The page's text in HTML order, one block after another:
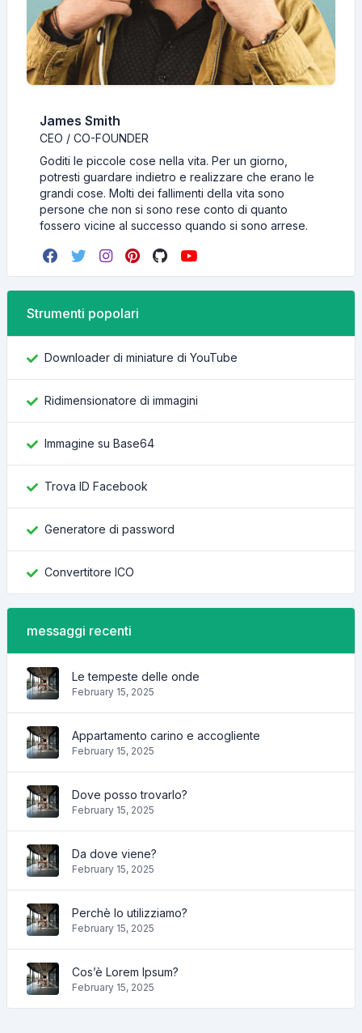
James Smith
CEO / CO-FOUNDER
Goditi le piccole cose nella vita. Per un giorno,
potresti guardare indietro e realizzare che erano le
grandi cose. Molti dei fallimenti della vita sono
persone che non si sono rese conto di quanto
fossero vicine al successo quando si sono arrese.
Strumenti popolari
Downloader di miniature di YouTube
Ridimensionatore di immagini
Immagine su Base64
Trova ID Facebook
Generatore di password
Convertitore ICO
messaggi recenti
Le tempeste delle onde
February 15, 2025
Appartamento carino e accogliente
February 15, 2025
Dove posso trovarlo?
February 15, 2025
Da dove viene?
February 15, 2025
Perchè lo utilizziamo?
February 15, 2025
Cos’è Lorem Ipsum?
February 15, 2025